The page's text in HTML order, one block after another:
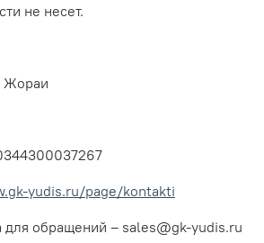
не несет.
Жораи
yudis.ru/page/kontakti
для обращений – sales@gk-yudis.ru